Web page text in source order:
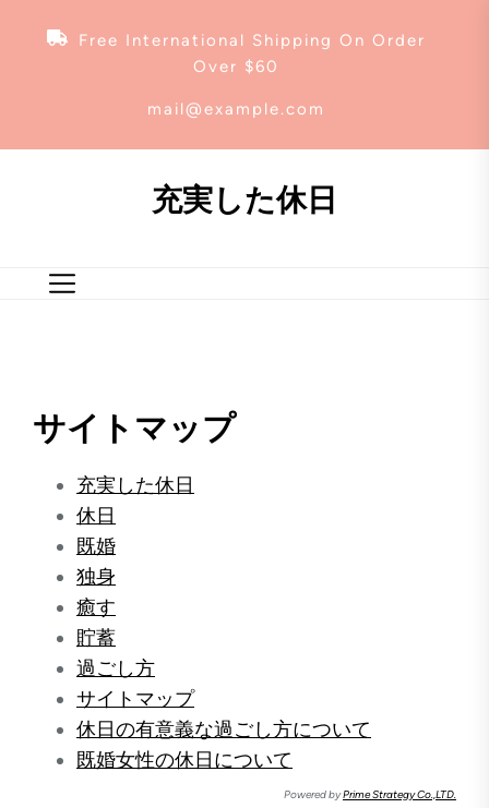
Free International Shipping On Order
Over $60
mail@example.com
充実した休日
サイトマップ
充実した休日
休日
既婚
独身
癒す
貯蓄
過ごし方
サイトマップ
休日の有意義な過ごし方について
既婚女性の休日について
Powered byPrime Strategy Co.,LTD.